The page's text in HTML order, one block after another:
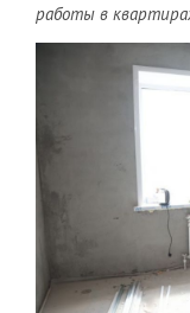
работы в